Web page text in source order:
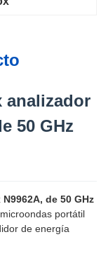
analizador
50 GHz
de 50 GHz
portátil
de energía